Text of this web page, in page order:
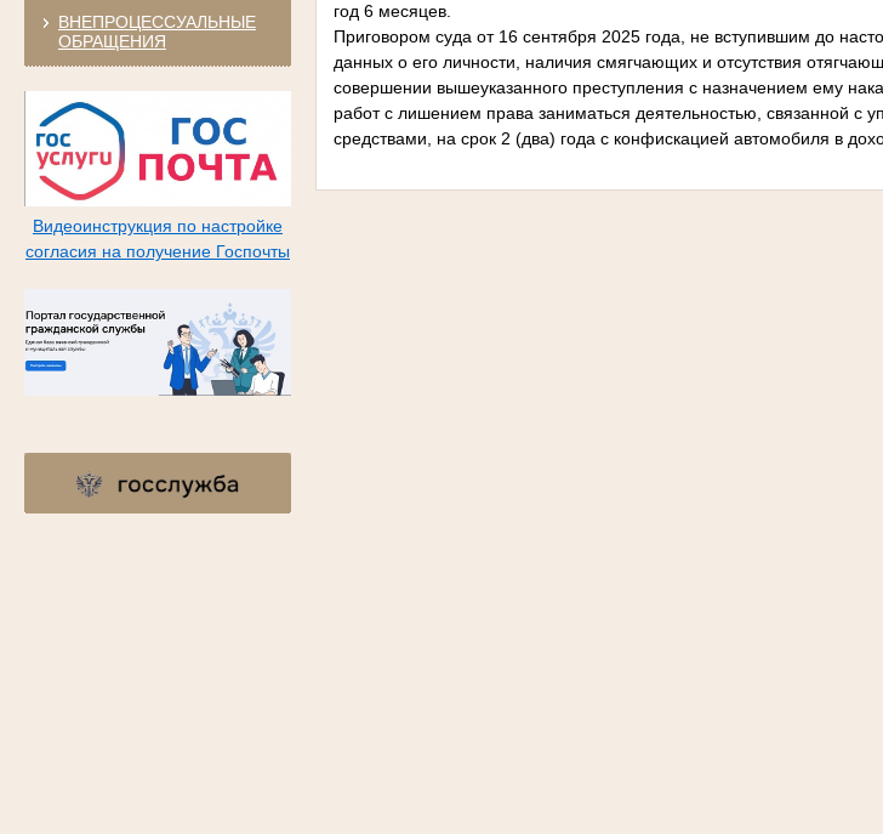
ВНЕПРОЦЕССУАЛЬНЫЕ
ОБРАЩЕНИЯ
Видеоинструкция по настройке
согласия на получение Госпочты
год 6 месяцев.
Приговором суда от 16 сентября 2025 года, не вступившим до
данных о его личности, наличия смягчающих и отсутствия
совершении вышеуказанного преступления с назначением ему
работ с лишением права заниматься деятельностью, связанной с
средствами, на срок 2 (два) года с конфискацией автомобиля в